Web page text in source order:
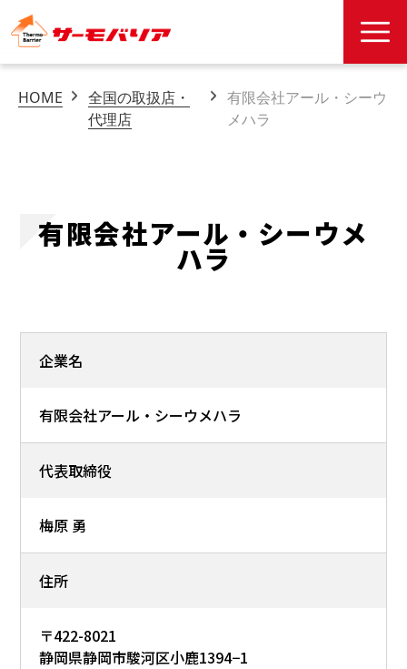
HOME
全国の取扱店・
代理店
有限会社アール・シーウ
メハラ
有限会社アール・シーウメ
ハラ
企業名
有限会社アール・シーウメハラ
代表取締役
梅原 勇
住所
〒422-8021
静岡県静岡市駿河区小鹿1394−1